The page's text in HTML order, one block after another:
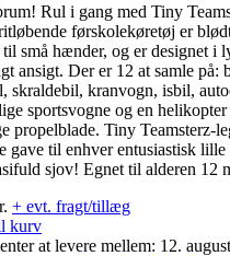
Rul i gang med Tiny
førskolekøretøj er
små hænder, og er designet i
ansigt. Der er 12 at samle på:
skraldebil, kranvogn, isbil,
sportsvogne og en
propelblade. Tiny Teamsterz-
gave til enhver entusiastisk
sjov! Egnet til alderen 12
+ evt. fragt/tillæg
kurv
at levere mellem: 12.